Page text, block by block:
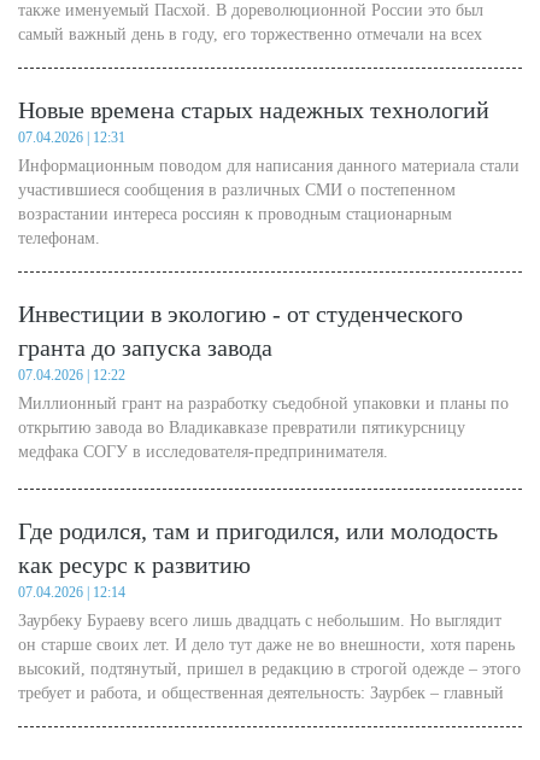
также именуемый Пасхой. В дореволюционной России это был
самый важный день в году, его торжественно отмечали на всех
собственноручно раздает куличи и крашеные яйца нижним чинам
Русской императорской армии.
Новые времена старых надежных технологий
07.04.2026 | 12:31
Информационным поводом для написания данного материала стали
участившиеся сообщения в различных СМИ о постепенном
возрастании интереса россиян к проводным стационарным
телефонам.
Инвестиции в экологию - от студенческого
гранта до запуска завода
07.04.2026 | 12:22
Миллионный грант на разработку съедобной упаковки и планы по
открытию завода во Владикавказе превратили пятикурсницу
медфака СОГУ в исследователя-предпринимателя.
Где родился, там и пригодился, или молодость
как ресурс к развитию
07.04.2026 | 12:14
Заурбеку Бураеву всего лишь двадцать с небольшим. Но выглядит
он старше своих лет. И дело тут даже не во внешности, хотя парень
высокий, подтянутый, пришел в редакцию в строгой одежде – этого
требует и работа, и общественная деятельность: Заурбек – главный